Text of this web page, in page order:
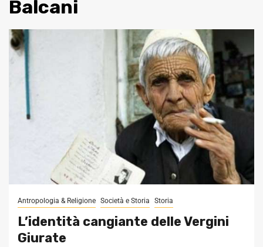
Balcani
Antropologia & Religione Società e Storia Storia
L’identità cangiante delle Vergini
Giurate